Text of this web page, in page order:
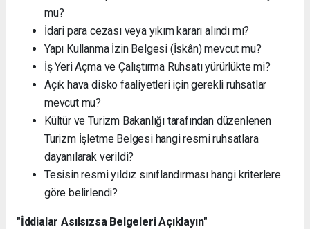
mu?
İdari para cezası veya yıkım kararı alındı mı?
Yapı Kullanma İzin Belgesi (İskân) mevcut mu?
İş Yeri Açma ve Çalıştırma Ruhsatı yürürlükte mi?
Açık hava disko faaliyetleri için gerekli ruhsatlar
mevcut mu?
Kültür ve Turizm Bakanlığı tarafından düzenlenen
Turizm İşletme Belgesi hangi resmi ruhsatlara
dayanılarak verildi?
Tesisin resmi yıldız sınıflandırması hangi kriterlere
göre belirlendi?
"İddialar Asılsızsa Belgeleri Açıklayın"